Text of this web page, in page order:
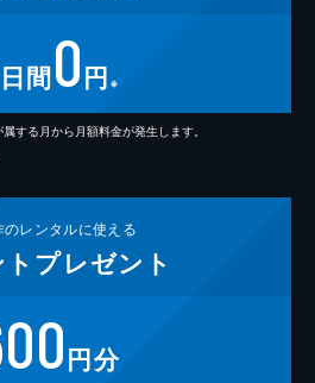
日間0円 ※
する月から月額料金が発生します。
のレンタルに使える
プレゼント
円分